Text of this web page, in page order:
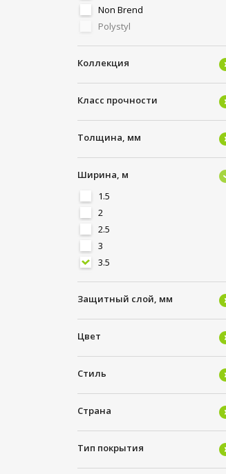
Non Brend
Polystyl
Tarkett
Комитекс Лин
Коллекция
Класс прочности
Толщина, мм
Ширина, м
1.5
2
2.5
3
3.5
4
5
Защитный слой, мм
Цвет
Стиль
Страна
Тип покрытия